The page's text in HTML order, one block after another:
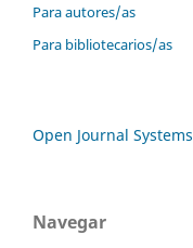
Para autores/as
Para bibliotecarios/as
Open Journal Systems
Navegar